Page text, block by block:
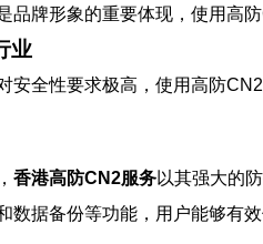
品牌形象的重要体现，使用高
业
安全性要求极高，使用高防
香港高防CN2服务以其强大的
数据备份等功能，用户能够有